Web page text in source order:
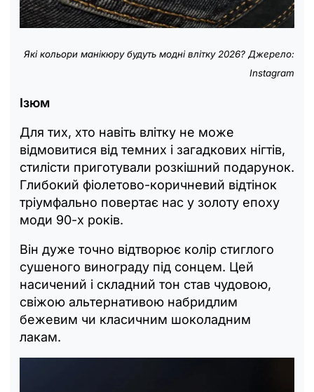
Які кольори манікюру будуть модні влітку 2026? Джерело:
Instagram
Ізюм
Для тих, хто навіть влітку не може
відмовитися від темних і загадкових нігтів,
стилісти приготували розкішний подарунок.
Глибокий фіолетово-коричневий відтінок
тріумфально повертає нас у золоту епоху
моди 90-х років.
Він дуже точно відтворює колір стиглого
сушеного винограду під сонцем. Цей
насичений і складний тон став чудовою,
свіжою альтернативою набридлим
бежевим чи класичним шоколадним
лакам.